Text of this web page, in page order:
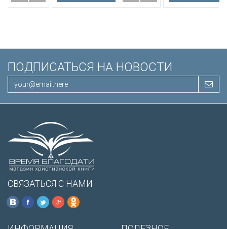
Иисуса выделены красным
ПОДПИСАТЬСЯ НА НОВОСТИ
СВЯЗАТЬСЯ С НАМИ